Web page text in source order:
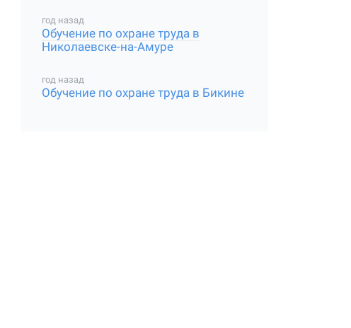
год назад
Обучение по охране труда в
Николаевске-на-Амуре
год назад
Обучение по охране труда в Бикине